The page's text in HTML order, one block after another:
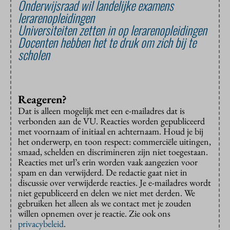
Onderwijsraad wil landelijke examens
lerarenopleidingen
Universiteiten zetten in op lerarenopleidingen
Docenten hebben het te druk om zich bij te
scholen
Reageren?
Dat is alleen mogelijk met een e-mailadres dat is
verbonden aan de VU. Reacties worden gepubliceerd
met voornaam of initiaal en achternaam. Houd je bij
het onderwerp, en toon respect: commerciële uitingen,
smaad, schelden en discrimineren zijn niet toegestaan.
Reacties met url’s erin worden vaak aangezien voor
spam en dan verwijderd. De redactie gaat niet in
discussie over verwijderde reacties. Je e-mailadres wordt
niet gepubliceerd en delen we niet met derden. We
gebruiken het alleen als we contact met je zouden
willen opnemen over je reactie. Zie ook ons
privacybeleid.